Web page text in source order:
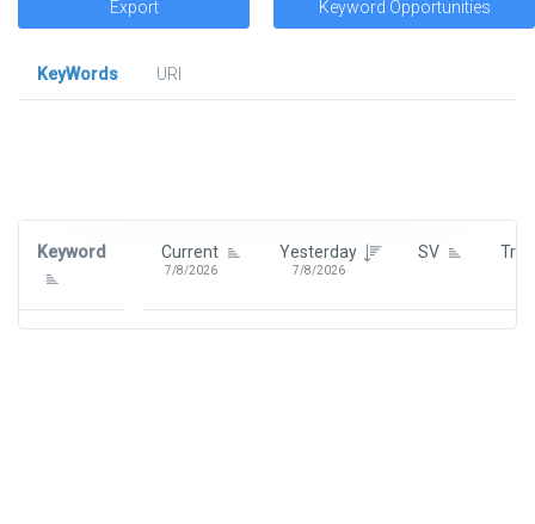
Export Keyword Opportunities
KeyWords
URl
Keyword Current
7/8/2026
Yesterday
7/8/2026
SV